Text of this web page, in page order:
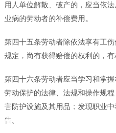
用人单位解散、破产的，应当依
业病的劳动者的补偿费用。
第四十五条劳动者除依法享有工
规定，尚有获得赔偿的权利的，
第四十六条劳动者应当学习和掌
劳动保护的法律、法规和操作规
害防护设施及其用品；发现职业
告。